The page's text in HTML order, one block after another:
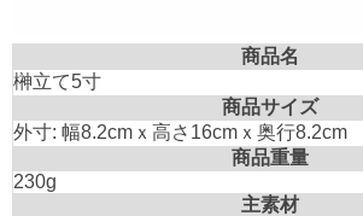
商品名
榊立て5寸
商品サイズ
外寸: 幅8.2cmｘ高さ16cmｘ奥行8.2cm
商品重量
230g
主素材